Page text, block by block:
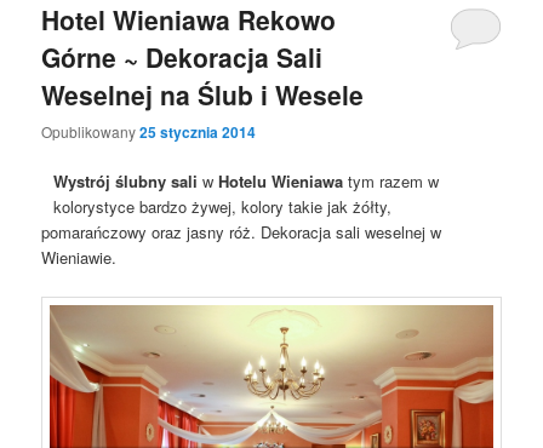
Hotel Wieniawa Rekowo
Górne ~ Dekoracja Sali
Weselnej na Ślub i Wesele
Opublikowany25 stycznia 2014
Wystrój ślubny sali wHotelu Wieniawa tym razem w
kolorystyce bardzo żywej, kolory takie jak żółty,
pomarańczowy oraz jasny róż. Dekoracja sali weselnej w
Wieniawie.